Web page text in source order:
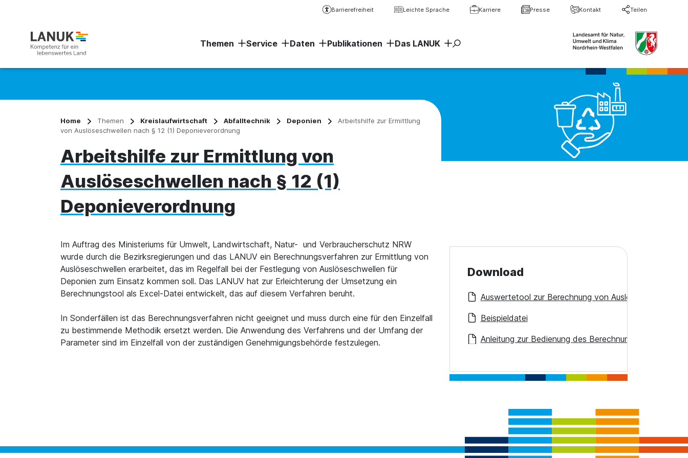
Barrierefreiheit Leichte Sprache Karriere Presse Kontakt Teilen
Themen Service Daten Publikationen Das LANUK
Suche schließen
Home Themen Kreislaufwirtschaft Abfalltechnik Deponien
Arbeitshilfe zur Ermittlung
von Auslöseschwellen nach § 12 (1) Deponieverordnung
Arbeitshilfe zur Ermittlung von
Auslöseschwellen nach § 12 (1)
Deponieverordnung
Im Auftrag des Ministeriums für Umwelt, Landwirtschaft, Natur- und Verbraucherschutz NRW
wurde durch die Bezirksregierungen und das LANUV ein Berechnungsverfahren zur Ermittlung von
Auslöseschwellen erarbeitet, das im Regelfall bei der Festlegung von Auslöseschwellen für
Deponien zum Einsatz kommen soll. Das LANUV hat zur Erleichterung der Umsetzung ein
Berechnungstool als Excel-Datei entwickelt, das auf diesem Verfahren beruht.
In Sonderfällen ist das Berechnungsverfahren nicht geeignet und muss durch eine für den Einzelfall
zu bestimmende Methodik ersetzt werden. Die Anwendung des Verfahrens und der Umfang der
Parameter sind im Einzelfall von der zuständigen Genehmigungsbehörde festzulegen.
Download
Auswertetool zur Berechnung von Auslöseschwellen
Beispieldatei
Anleitung zur Bedienung des Berechnungstools